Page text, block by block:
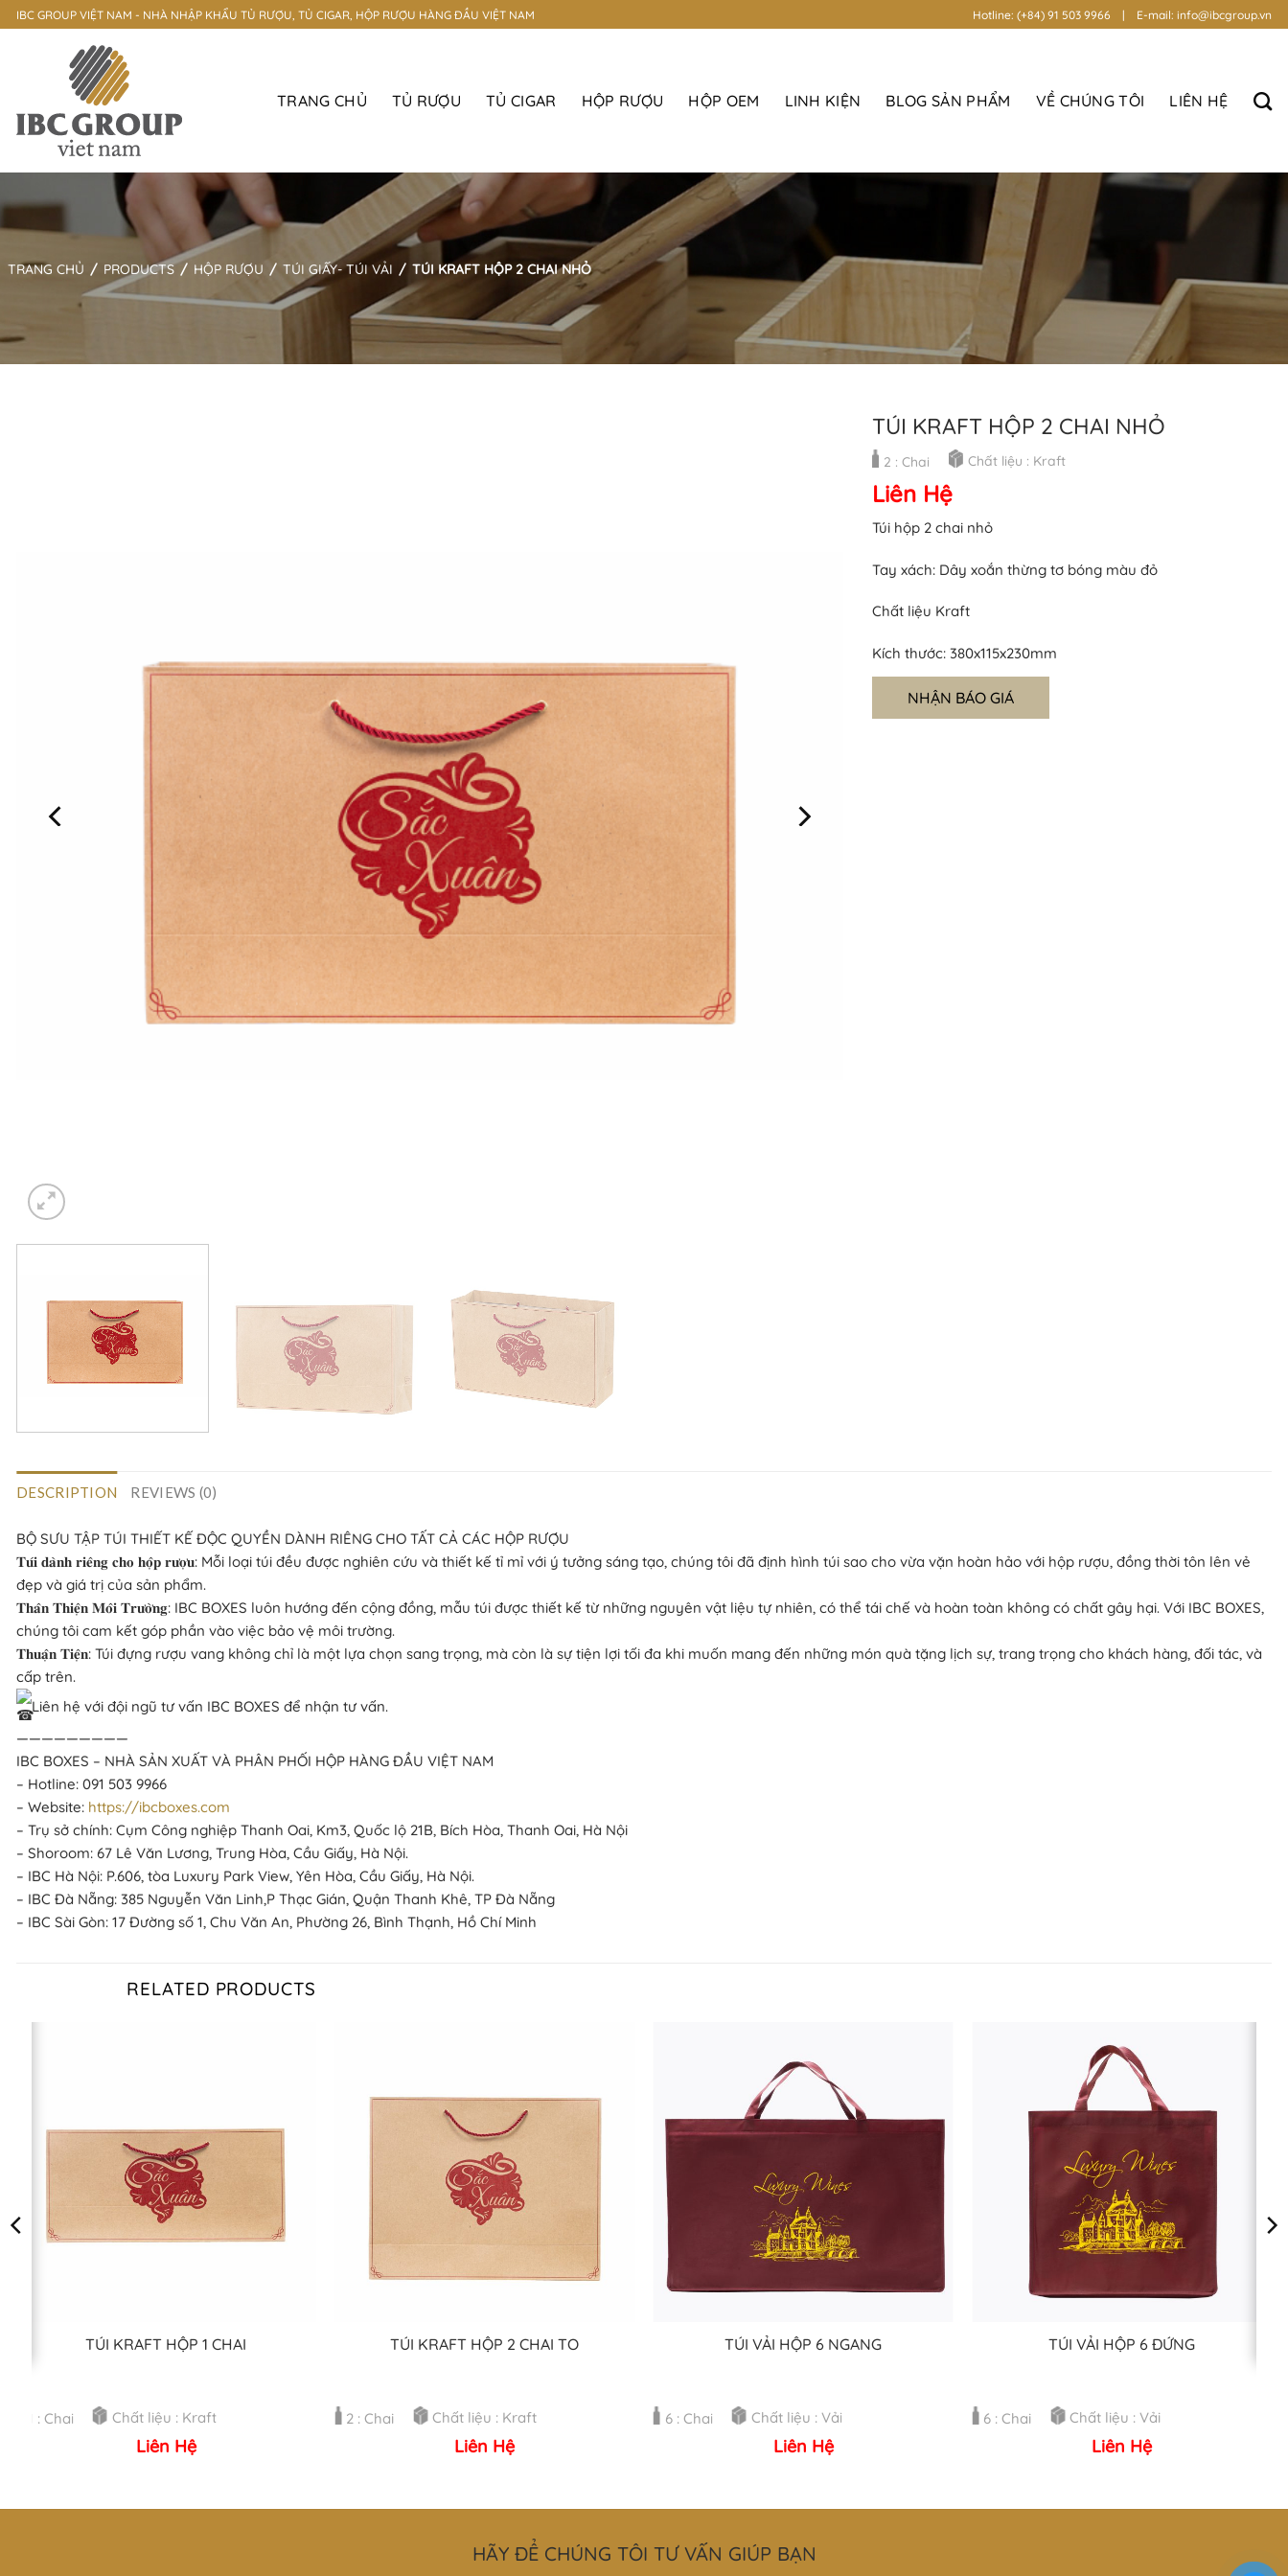
Skip
to
IBC GROUP VIỆT NAM - NHÀ NHẬP KHẨU TỦ RƯỢU, TỦ CIGAR, HỘP RƯỢU HÀNG ĐẦU VIỆT NAM Hotline: (+84) 91 503 9966 | E-mail: info@ibcgroup.vn
TRANG CHỦ TỦ RƯỢU TỦ CIGAR HỘP RƯỢU HỘP OEM LINH KIỆN BLOG SẢN PHẨM VỀ CHÚNG TÔI LIÊN HỆ
TRANG CHỦ / PRODUCTS / HỘP RƯỢU / TÚI GIẤY- TÚI VẢI / TÚI KRAFT HỘP 2 CHAI NHỎ
TÚI KRAFT HỘP 2 CHAI NHỎ
2 : Chai Chất liệu : Kraft
Liên Hệ
Túi hộp 2 chai nhỏ
Tay xách: Dây xoắn thừng tơ bóng màu đỏ
Chất liệu Kraft
Kích thước: 380x115x230mm
NHẬN BÁO GIÁ
DESCRIPTION REVIEWS (0)
BỘ SƯU TẬP TÚI THIẾT KẾ ĐỘC QUYỀN DÀNH RIÊNG CHO TẤT CẢ CÁC HỘP RƯỢU
𝐓𝐮́𝐢 𝐝𝐚̀𝐧𝐡 𝐫𝐢𝐞̂𝐧𝐠 𝐜𝐡𝐨 𝐡𝐨̣̂𝐩 𝐫𝐮̛𝐨̛̣𝐮: Mỗi loại túi đều được nghiên cứu và thiết kế tỉ mỉ với ý tưởng sáng tạo, chúng tôi đã định hình túi sao cho vừa vặn hoàn hảo với hộp rượu, đồng thời tôn lên vẻ
đẹp và giá trị của sản phẩm.
𝐓𝐡𝐚̂𝐧 𝐓𝐡𝐢𝐞̣̂𝐧 𝐌𝐨̂𝐢 𝐓𝐫𝐮̛𝐨̛̀𝐧𝐠: IBC BOXES luôn hướng đến cộng đồng, mẫu túi được thiết kế từ những nguyên vật liệu tự nhiên, có thể tái chế và hoàn toàn không có chất gây hại. Với IBC BOXES,
chúng tôi cam kết góp phần vào việc bảo vệ môi trường.
𝐓𝐡𝐮𝐚̣̂𝐧 𝐓𝐢𝐞̣̂𝐧: Túi đựng rượu vang không chỉ là một lựa chọn sang trọng, mà còn là sự tiện lợi tối đa khi muốn mang đến những món quà tặng lịch sự, trang trọng cho khách hàng, đối tác, và
cấp trên.
Liên hệ với đội ngũ tư vấn IBC BOXES để nhận tư vấn.
—————————
IBC BOXES – NHÀ SẢN XUẤT VÀ PHÂN PHỐI HỘP HÀNG ĐẦU VIỆT NAM
– Hotline: 091 503 9966
– Website: https://ibcboxes.com
– Trụ sở chính: Cụm Công nghiệp Thanh Oai, Km3, Quốc lộ 21B, Bích Hòa, Thanh Oai, Hà Nội
– Shoroom: 67 Lê Văn Lương, Trung Hòa, Cầu Giấy, Hà Nội.
– IBC Hà Nội: P.606, tòa Luxury Park View, Yên Hòa, Cầu Giấy, Hà Nội.
– IBC Đà Nẵng: 385 Nguyễn Văn Linh,P Thạc Gián, Quận Thanh Khê, TP Đà Nẵng
– IBC Sài Gòn: 17 Đường số 1, Chu Văn An, Phường 26, Bình Thạnh, Hồ Chí Minh
RELATED PRODUCTS
TÚI KRAFT HỘP 1 CHAI
1 : Chai Chất liệu : Kraft
Liên Hệ
TÚI KRAFT HỘP 2 CHAI TO
2 : Chai Chất liệu : Kraft
Liên Hệ
TÚI VẢI HỘP 6 NGANG
6 : Chai Chất liệu : Vải
Liên Hệ
TÚI VẢI HỘP 6 ĐỨNG
6 : Chai Chất liệu : Vải
Liên Hệ
HÃY ĐỂ CHÚNG TÔI TƯ VẤN GIÚP BẠN